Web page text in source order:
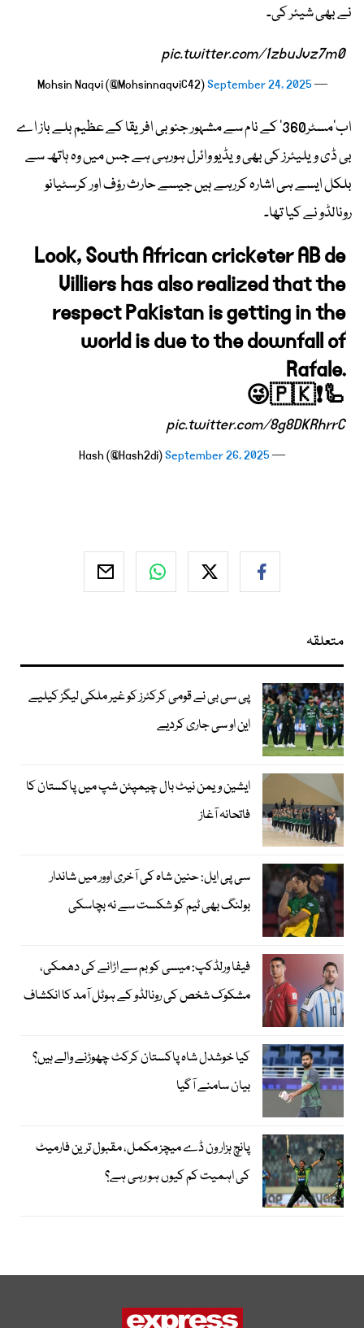
نے بھی شیئر کی۔
pic.twitter.com/1zbuJvz7m0
— Mohsin Naqvi (@MohsinnaqviC42)
September 24, 2025
اب’مسٹر360’ کے نام سے مشہور جنوبی افریقا کے عظیم بلے باز اے
بی ڈی ویلیئرز کی بھی ویڈیو وائرل ہورہی ہے جس میں وہ ہاتھ سے
بلکل ایسے ہی اشارہ کررہے ہیں جیسے حارث رؤف اور کرسٹیانو
رونالڈو نے کیا تھا۔
Look, South African cricketer AB de
Villiers has also realized that the
respect Pakistan is getting in the
world is due to the downfall of
Rafale.
😜🇵🇰❗️🦾
pic.twitter.com/8g8DKRhrrC
— Hash (@Hash2di)
September 26, 2025
متعلقہ
پی سی بی نے قومی کرکٹرز کو غیر ملکی لیگز کیلیے
این او سی جاری کردیے
ایشین ویمن نیٹ بال چیمپئن شپ میں پاکستان کا
فاتحانہ آغاز
سی پی ایل: حنین شاہ کی آخری اوور میں شاندار
بولنگ بھی ٹیم کو شکست سے نہ بچاسکی
فیفا ورلڈکپ: میسی کو بم سے اڑانے کی دھمکی،
مشکوک شخص کی رونالڈو کے ہوٹل آمد کا انکشاف
کیا خوشدل شاہ پاکستان کرکٹ چھوڑنے والے ہیں؟
بیان سامنے آگیا
پانچ ہزار ون ڈے میچز مکمل، مقبول ترین فارمیٹ
کی اہمیت کم کیوں ہو رہی ہے؟